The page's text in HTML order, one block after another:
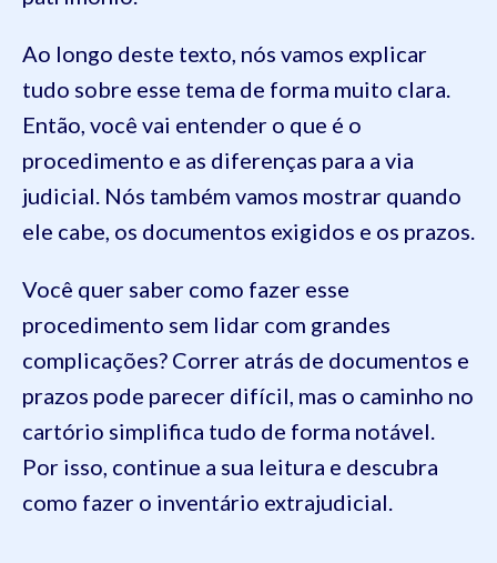
Ao longo deste texto, nós vamos explicar
tudo sobre esse tema de forma muito clara.
Então, você vai entender o que é o
procedimento e as diferenças para a via
judicial. Nós também vamos mostrar quando
ele cabe, os documentos exigidos e os prazos.
Você quer saber como fazer esse
procedimento sem lidar com grandes
complicações? Correr atrás de documentos e
prazos pode parecer difícil, mas o caminho no
cartório simplifica tudo de forma notável.
Por isso, continue a sua leitura e descubra
como fazer o inventário extrajudicial.